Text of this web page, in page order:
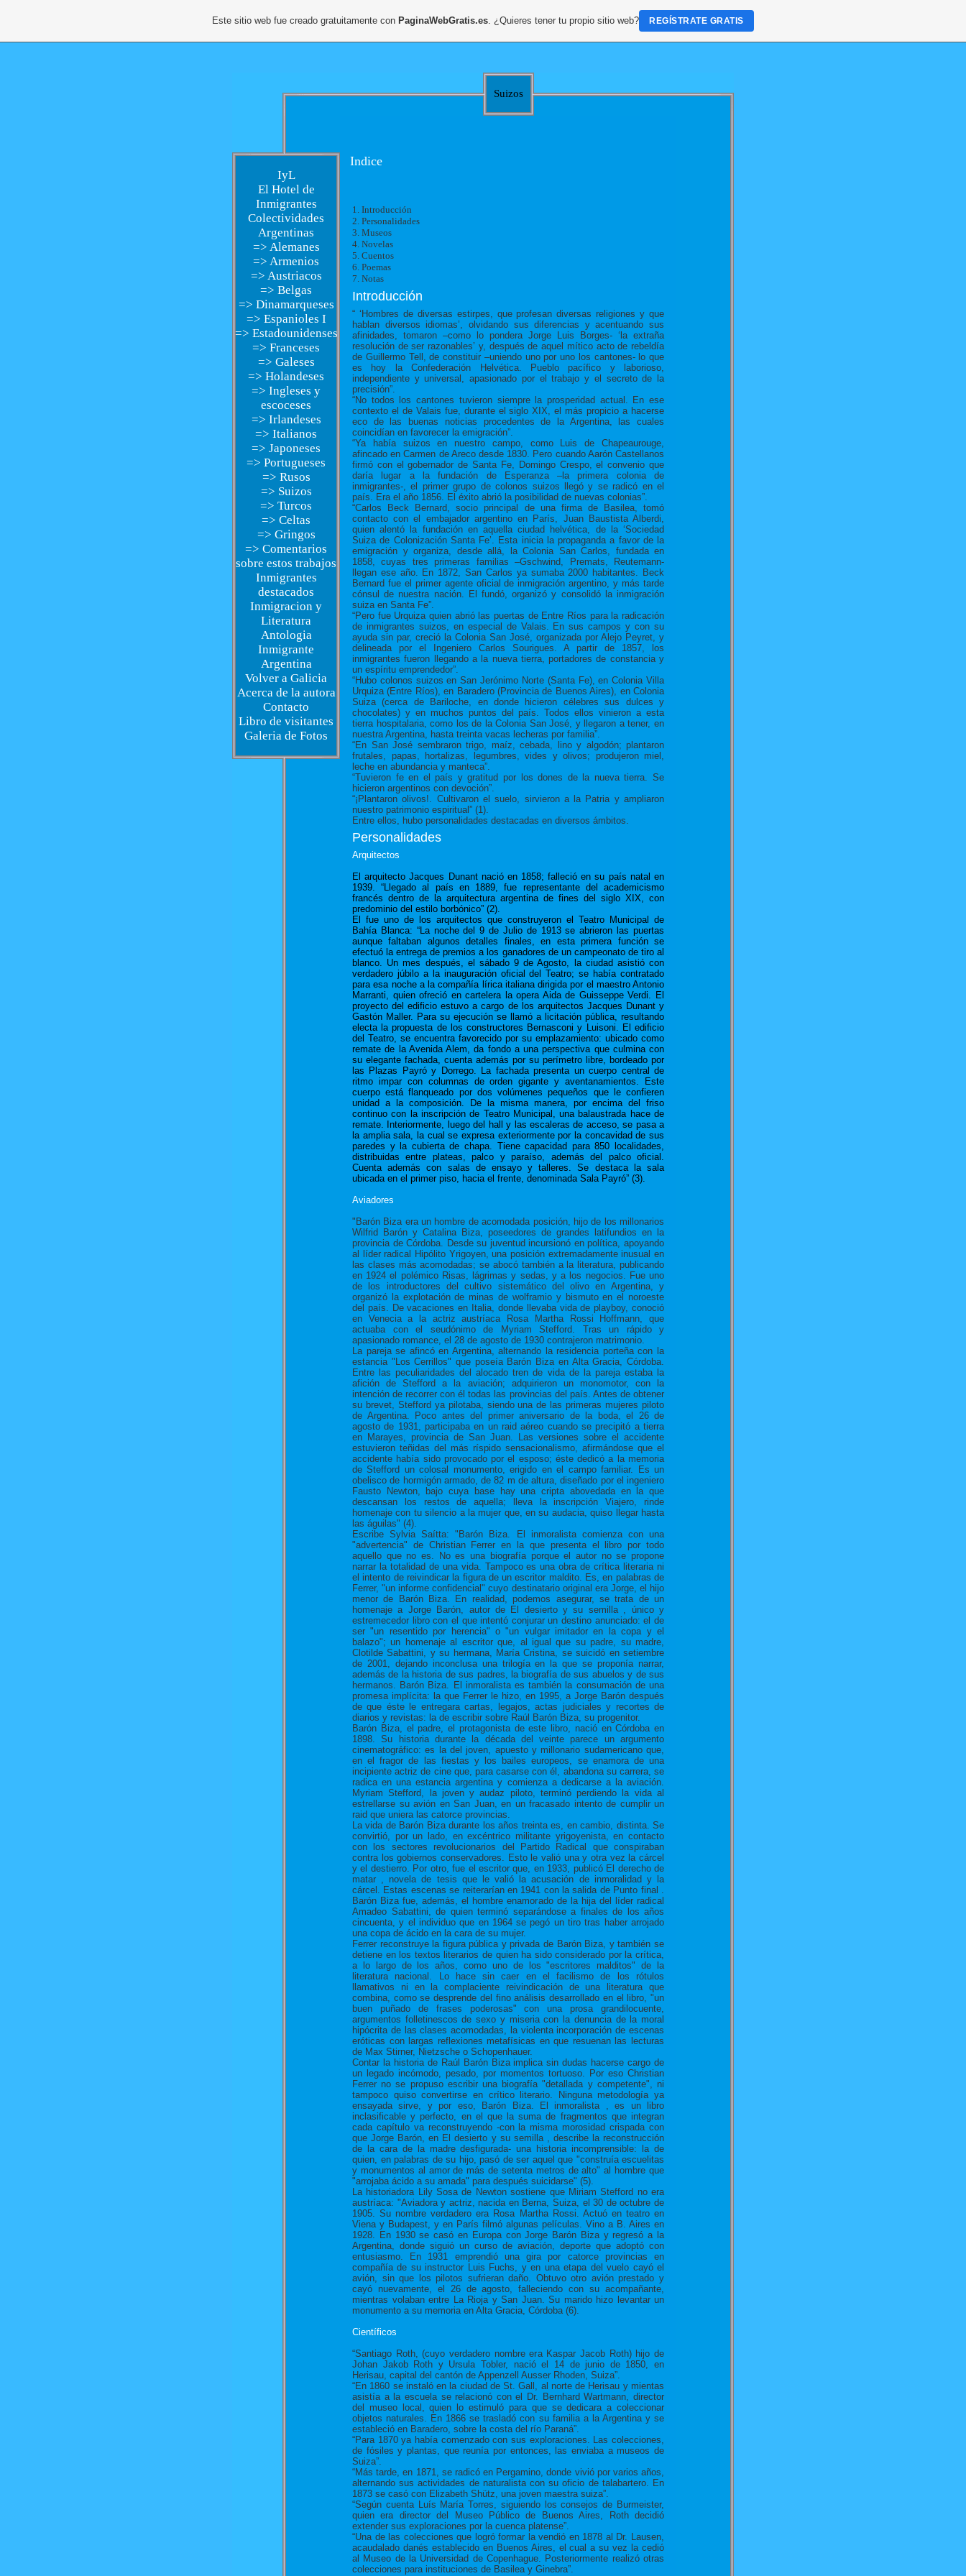
Suizos
IyL
El Hotel de
Inmigrantes
Colectividades
Argentinas
=> Alemanes
=> Armenios
=> Austriacos
=> Belgas
=> Dinamarqueses
=> Espanioles I
=> Estadounidenses
=> Franceses
=> Galeses
=> Holandeses
=> Ingleses y
escoceses
=> Irlandeses
=> Italianos
=> Japoneses
=> Portugueses
=> Rusos
=> Suizos
=> Turcos
=> Celtas
=> Gringos
=> Comentarios
sobre estos trabajos
Inmigrantes
destacados
Inmigracion y
Literatura
Antologia
Inmigrante
Argentina
Volver a Galicia
Acerca de la autora
Contacto
Libro de visitantes
Galeria de Fotos
Indice
1. Introducción
2. Personalidades
3. Museos
4. Novelas
5. Cuentos
6. Poemas
7. Notas
Introducción
“ ‘Hombres de diversas estirpes, que profesan diversas religiones y que
hablan diversos idiomas’, olvidando sus diferencias y acentuando sus
afinidades, tomaron –como lo pondera Jorge Luis Borges- ‘la extraña
resolución de ser razonables’ y, después de aquel mítico acto de rebeldía
de Guillermo Tell, de constituir –uniendo uno por uno los cantones- lo que
es hoy la Confederación Helvética. Pueblo pacífico y laborioso,
independiente y universal, apasionado por el trabajo y el secreto de la
precisión”.
“No todos los cantones tuvieron siempre la prosperidad actual. En ese
contexto el de Valais fue, durante el siglo XIX, el más propicio a hacerse
eco de las buenas noticias procedentes de la Argentina, las cuales
coincidían en favorecer la emigración”.
“Ya había suizos en nuestro campo, como Luis de Chapeaurouge,
afincado en Carmen de Areco desde 1830. Pero cuando Aarón Castellanos
firmó con el gobernador de Santa Fe, Domingo Crespo, el convenio que
daría lugar a la fundación de Esperanza –la primera colonia de
inmigrantes-, el primer grupo de colonos suizos llegó y se radicó en el
país. Era el año 1856. El éxito abrió la posibilidad de nuevas colonias”.
“Carlos Beck Bernard, socio principal de una firma de Basilea, tomó
contacto con el embajador argentino en París, Juan Baustista Alberdi,
quien alentó la fundación en aquella ciudad helvética, de la ‘Sociedad
Suiza de Colonización Santa Fe’. Esta inicia la propaganda a favor de la
emigración y organiza, desde allá, la Colonia San Carlos, fundada en
1858, cuyas tres primeras familias –Gschwind, Premats, Reutemann-
llegan ese año. En 1872, San Carlos ya sumaba 2000 habitantes. Beck
Bernard fue el primer agente oficial de inmigración argentino, y más tarde
cónsul de nuestra nación. El fundó, organizó y consolidó la inmigración
suiza en Santa Fe”.
“Pero fue Urquiza quien abrió las puertas de Entre Ríos para la radicación
de inmigrantes suizos, en especial de Valais. En sus campos y con su
ayuda sin par, creció la Colonia San José, organizada por Alejo Peyret, y
delineada por el Ingeniero Carlos Sourigues. A partir de 1857, los
inmigrantes fueron llegando a la nueva tierra, portadores de constancia y
un espíritu emprendedor”.
“Hubo colonos suizos en San Jerónimo Norte (Santa Fe), en Colonia Villa
Urquiza (Entre Ríos), en Baradero (Provincia de Buenos Aires), en Colonia
Suiza (cerca de Bariloche, en donde hicieron célebres sus dulces y
chocolates) y en muchos puntos del país. Todos ellos vinieron a esta
tierra hospitalaria, como los de la Colonia San José, y llegaron a tener, en
nuestra Argentina, hasta treinta vacas lecheras por familia”.
“En San José sembraron trigo, maíz, cebada, lino y algodón; plantaron
frutales, papas, hortalizas, legumbres, vides y olivos; produjeron miel,
leche en abundancia y manteca”.
“Tuvieron fe en el país y gratitud por los dones de la nueva tierra. Se
hicieron argentinos con devoción”.
“¡Plantaron olivos!. Cultivaron el suelo, sirvieron a la Patria y ampliaron
nuestro patrimonio espiritual” (1).
Entre ellos, hubo personalidades destacadas en diversos ámbitos.
Personalidades
Arquitectos
El arquitecto Jacques Dunant nació en 1858; falleció en su país natal en
1939. “Llegado al país en 1889, fue representante del academicismo
francés dentro de la arquitectura argentina de fines del siglo XIX, con
predominio del estilo borbónico” (2).
El fue uno de los arquitectos que construyeron el Teatro Municipal de
Bahía Blanca: “La noche del 9 de Julio de 1913 se abrieron las puertas
aunque faltaban algunos detalles finales, en esta primera función se
efectuó la entrega de premios a los ganadores de un campeonato de tiro al
blanco. Un mes después, el sábado 9 de Agosto, la ciudad asistió con
verdadero júbilo a la inauguración oficial del Teatro; se había contratado
para esa noche a la compañía lírica italiana dirigida por el maestro Antonio
Marranti, quien ofreció en cartelera la opera Aida de Guisseppe Verdi. El
proyecto del edificio estuvo a cargo de los arquitectos Jacques Dunant y
Gastón Maller. Para su ejecución se llamó a licitación pública, resultando
electa la propuesta de los constructores Bernasconi y Luisoni. El edificio
del Teatro, se encuentra favorecido por su emplazamiento: ubicado como
remate de la Avenida Alem, da fondo a una perspectiva que culmina con
su elegante fachada, cuenta además por su perímetro libre, bordeado por
las Plazas Payró y Dorrego. La fachada presenta un cuerpo central de
ritmo impar con columnas de orden gigante y aventanamientos. Este
cuerpo está flanqueado por dos volúmenes pequeños que le confieren
unidad a la composición. De la misma manera, por encima del friso
continuo con la inscripción de Teatro Municipal, una balaustrada hace de
remate. Interiormente, luego del hall y las escaleras de acceso, se pasa a
la amplia sala, la cual se expresa exteriormente por la concavidad de sus
paredes y la cubierta de chapa. Tiene capacidad para 850 localidades,
distribuidas entre plateas, palco y paraíso, además del palco oficial.
Cuenta además con salas de ensayo y talleres. Se destaca la sala
ubicada en el primer piso, hacia el frente, denominada Sala Payró” (3).
Aviadores
"Barón Biza era un hombre de acomodada posición, hijo de los millonarios
Wilfrid Barón y Catalina Biza, poseedores de grandes latifundios en la
provincia de Córdoba. Desde su juventud incursionó en política, apoyando
al líder radical Hipólito Yrigoyen, una posición extremadamente inusual en
las clases más acomodadas; se abocó también a la literatura, publicando
en 1924 el polémico Risas, lágrimas y sedas, y a los negocios. Fue uno
de los introductores del cultivo sistemático del olivo en Argentina, y
organizó la explotación de minas de wolframio y bismuto en el noroeste
del país. De vacaciones en Italia, donde llevaba vida de playboy, conoció
en Venecia a la actriz austríaca Rosa Martha Rossi Hoffmann, que
actuaba con el seudónimo de Myriam Stefford. Tras un rápido y
apasionado romance, el 28 de agosto de 1930 contrajeron matrimonio.
La pareja se afincó en Argentina, alternando la residencia porteña con la
estancia "Los Cerrillos" que poseía Barón Biza en Alta Gracia, Córdoba.
Entre las peculiaridades del alocado tren de vida de la pareja estaba la
afición de Stefford a la aviación; adquirieron un monomotor, con la
intención de recorrer con él todas las provincias del país. Antes de obtener
su brevet, Stefford ya pilotaba, siendo una de las primeras mujeres piloto
de Argentina. Poco antes del primer aniversario de la boda, el 26 de
agosto de 1931, participaba en un raid aéreo cuando se precipitó a tierra
en Marayes, provincia de San Juan. Las versiones sobre el accidente
estuvieron teñidas del más ríspido sensacionalismo, afirmándose que el
accidente había sido provocado por el esposo; éste dedicó a la memoria
de Stefford un colosal monumento, erigido en el campo familiar. Es un
obelisco de hormigón armado, de 82 m de altura, diseñado por el ingeniero
Fausto Newton, bajo cuya base hay una cripta abovedada en la que
descansan los restos de aquella; lleva la inscripción Viajero, rinde
homenaje con tu silencio a la mujer que, en su audacia, quiso llegar hasta
las águilas" (4).
Escribe Sylvia Saítta: "Barón Biza. El inmoralista comienza con una
"advertencia" de Christian Ferrer en la que presenta el libro por todo
aquello que no es. No es una biografía porque el autor no se propone
narrar la totalidad de una vida. Tampoco es una obra de crítica literaria ni
el intento de reivindicar la figura de un escritor maldito. Es, en palabras de
Ferrer, "un informe confidencial" cuyo destinatario original era Jorge, el hijo
menor de Barón Biza. En realidad, podemos asegurar, se trata de un
homenaje a Jorge Barón, autor de El desierto y su semilla , único y
estremecedor libro con el que intentó conjurar un destino anunciado: el de
ser "un resentido por herencia" o "un vulgar imitador en la copa y el
balazo"; un homenaje al escritor que, al igual que su padre, su madre,
Clotilde Sabattini, y su hermana, María Cristina, se suicidó en setiembre
de 2001, dejando inconclusa una trilogía en la que se proponía narrar,
además de la historia de sus padres, la biografía de sus abuelos y de sus
hermanos. Barón Biza. El inmoralista es también la consumación de una
promesa implícita: la que Ferrer le hizo, en 1995, a Jorge Barón después
de que éste le entregara cartas, legajos, actas judiciales y recortes de
diarios y revistas: la de escribir sobre Raúl Barón Biza, su progenitor.
Barón Biza, el padre, el protagonista de este libro, nació en Córdoba en
1898. Su historia durante la década del veinte parece un argumento
cinematográfico: es la del joven, apuesto y millonario sudamericano que,
en el fragor de las fiestas y los bailes europeos, se enamora de una
incipiente actriz de cine que, para casarse con él, abandona su carrera, se
radica en una estancia argentina y comienza a dedicarse a la aviación.
Myriam Stefford, la joven y audaz piloto, terminó perdiendo la vida al
estrellarse su avión en San Juan, en un fracasado intento de cumplir un
raid que uniera las catorce provincias.
La vida de Barón Biza durante los años treinta es, en cambio, distinta. Se
convirtió, por un lado, en excéntrico militante yrigoyenista, en contacto
con los sectores revolucionarios del Partido Radical que conspiraban
contra los gobiernos conservadores. Esto le valió una y otra vez la cárcel
y el destierro. Por otro, fue el escritor que, en 1933, publicó El derecho de
matar , novela de tesis que le valió la acusación de inmoralidad y la
cárcel. Estas escenas se reiterarían en 1941 con la salida de Punto final .
Barón Biza fue, además, el hombre enamorado de la hija del líder radical
Amadeo Sabattini, de quien terminó separándose a finales de los años
cincuenta, y el individuo que en 1964 se pegó un tiro tras haber arrojado
una copa de ácido en la cara de su mujer.
Ferrer reconstruye la figura pública y privada de Barón Biza, y también se
detiene en los textos literarios de quien ha sido considerado por la crítica,
a lo largo de los años, como uno de los "escritores malditos" de la
literatura nacional. Lo hace sin caer en el facilismo de los rótulos
llamativos ni en la complaciente reivindicación de una literatura que
combina, como se desprende del fino análisis desarrollado en el libro, "un
buen puñado de frases poderosas" con una prosa grandilocuente,
argumentos folletinescos de sexo y miseria con la denuncia de la moral
hipócrita de las clases acomodadas, la violenta incorporación de escenas
eróticas con largas reflexiones metafísicas en que resuenan las lecturas
de Max Stirner, Nietzsche o Schopenhauer.
Contar la historia de Raúl Barón Biza implica sin dudas hacerse cargo de
un legado incómodo, pesado, por momentos tortuoso. Por eso Christian
Ferrer no se propuso escribir una biografía "detallada y competente", ni
tampoco quiso convertirse en crítico literario. Ninguna metodología ya
ensayada sirve, y por eso, Barón Biza. El inmoralista , es un libro
inclasificable y perfecto, en el que la suma de fragmentos que integran
cada capítulo va reconstruyendo -con la misma morosidad crispada con
que Jorge Barón, en El desierto y su semilla , describe la reconstrucción
de la cara de la madre desfigurada- una historia incomprensible: la de
quien, en palabras de su hijo, pasó de ser aquel que "construía escuelitas
y monumentos al amor de más de setenta metros de alto" al hombre que
"arrojaba ácido a su amada" para después suicidarse" (5).
La historiadora Lily Sosa de Newton sostiene que Miriam Stefford no era
austríaca: "Aviadora y actriz, nacida en Berna, Suiza, el 30 de octubre de
1905. Su nombre verdadero era Rosa Martha Rossi. Actuó en teatro en
Viena y Budapest, y en París filmó algunas películas. Vino a B. Aires en
1928. En 1930 se casó en Europa con Jorge Barón Biza y regresó a la
Argentina, donde siguió un curso de aviación, deporte que adoptó con
entusiasmo. En 1931 emprendió una gira por catorce provincias en
compañía de su instructor Luis Fuchs, y en una etapa del vuelo cayó el
avión, sin que los pilotos sufrieran daño. Obtuvo otro avión prestado y
cayó nuevamente, el 26 de agosto, falleciendo con su acompañante,
mientras volaban entre La Rioja y San Juan. Su marido hizo levantar un
monumento a su memoria en Alta Gracia, Córdoba (6).
Científicos
“Santiago Roth, (cuyo verdadero nombre era Kaspar Jacob Roth) hijo de
Johan Jakob Roth y Ursula Tobler, nació el 14 de junio de 1850, en
Herisau, capital del cantón de Appenzell Ausser Rhoden, Suiza”.
“En 1860 se instaló en la ciudad de St. Gall, al norte de Herisau y mientas
asistía a la escuela se relacionó con el Dr. Bernhard Wartmann, director
del museo local, quien lo estimuló para que se dedicara a coleccionar
objetos naturales. En 1866 se trasladó con su familia a la Argentina y se
estableció en Baradero, sobre la costa del río Paraná”.
“Para 1870 ya había comenzado con sus exploraciones. Las colecciones,
de fósiles y plantas, que reunía por entonces, las enviaba a museos de
Suiza”.
“Más tarde, en 1871, se radicó en Pergamino, donde vivió por varios años,
alternando sus actividades de naturalista con su oficio de talabartero. En
1873 se casó con Elizabeth Shütz, una joven maestra suiza”.
“Según cuenta Luís María Torres, siguiendo los consejos de Burmeister,
quien era director del Museo Público de Buenos Aires, Roth decidió
extender sus exploraciones por la cuenca platense”.
“Una de las colecciones que logró formar la vendió en 1878 al Dr. Lausen,
acaudalado danés establecido en Buenos Aires, el cual a su vez la cedió
al Museo de la Universidad de Copenhague. Posteriormente realizó otras
colecciones para instituciones de Basilea y Ginebra”.
Este sitio web fue creado gratuitamente con PaginaWebGratis.es. ¿Quieres tener tu propio sitio web? REGÍSTRATE GRATIS